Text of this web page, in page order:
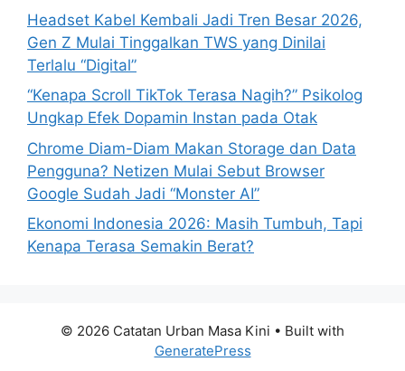
Headset Kabel Kembali Jadi Tren Besar 2026,
Gen Z Mulai Tinggalkan TWS yang Dinilai
Terlalu “Digital”
“Kenapa Scroll TikTok Terasa Nagih?” Psikolog
Ungkap Efek Dopamin Instan pada Otak
Chrome Diam-Diam Makan Storage dan Data
Pengguna? Netizen Mulai Sebut Browser
Google Sudah Jadi “Monster AI”
Ekonomi Indonesia 2026: Masih Tumbuh, Tapi
Kenapa Terasa Semakin Berat?
© 2026 Catatan Urban Masa Kini • Built with
GeneratePress